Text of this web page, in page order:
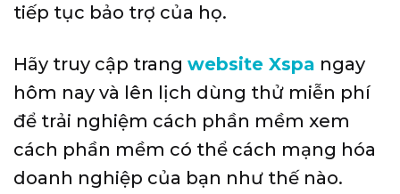
tiếp tục bảo trợ của họ.
Hãy truy cập trang website Xspa ngay
hôm nay và lên lịch dùng thử miễn phí
để trải nghiệm cách phần mềm xem
cách phần mềm có thể cách mạng hóa
doanh nghiệp của bạn như thế nào.